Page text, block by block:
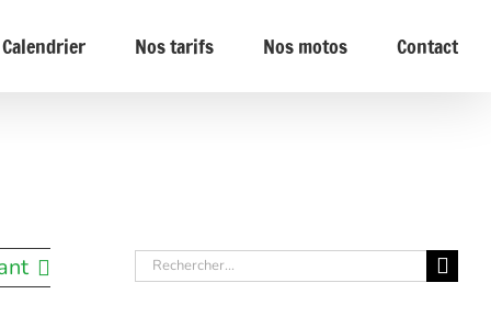
Calendrier Nos tarifs Nos motos Contact
Rechercher: